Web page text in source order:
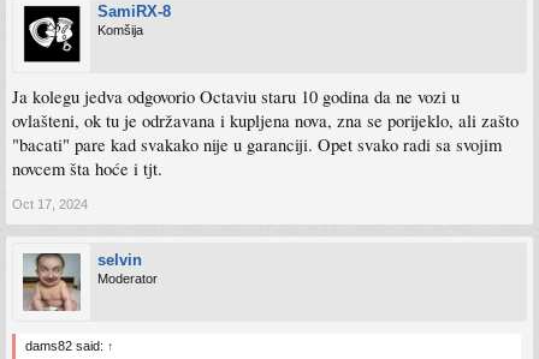
SamiRX-8
Komšija
Ja kolegu jedva odgovorio Octaviu staru 10 godina da ne vozi u
ovlašteni, ok tu je održavana i kupljena nova, zna se porijeklo, ali zašto
"bacati" pare kad svakako nije u garanciji. Opet svako radi sa svojim
novcem šta hoće i tjt.
Oct 17, 2024
selvin
Moderator
dams82 said: ↑